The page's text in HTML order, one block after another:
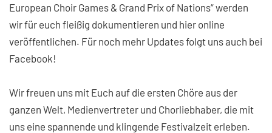
European Choir Games & Grand Prix of Nations“ werden
wir für euch fleißig dokumentieren und hier online
veröffentlichen. Für noch mehr Updates folgt uns auch bei
Facebook!
Wir freuen uns mit Euch auf die ersten Chöre aus der
ganzen Welt, Medienvertreter und Chorliebhaber, die mit
uns eine spannende und klingende Festivalzeit erleben.